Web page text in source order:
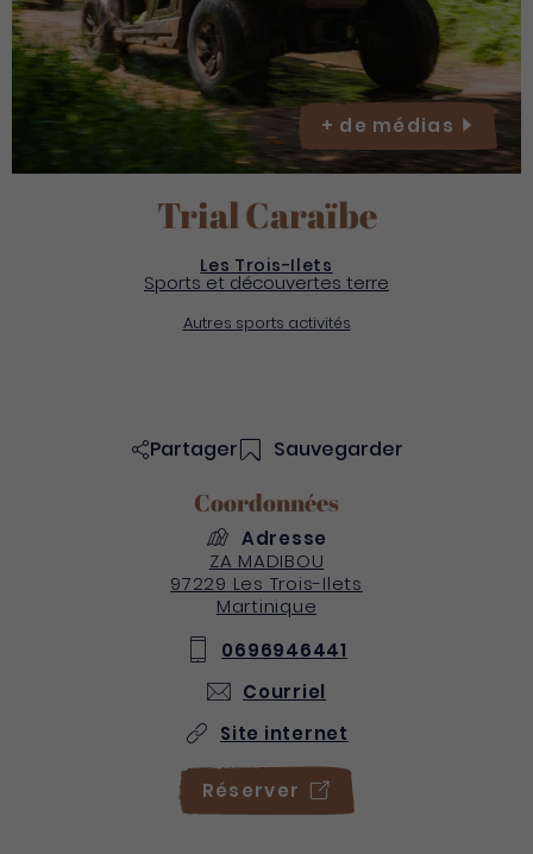
Trial Caraïbe
Les Trois-Ilets
Sports et découvertes terre
Autres sports activités
+ de médias
Partager Sauvegarder
Coordonnées
Adresse
ZA MADIBOU
97229 Les Trois-Ilets
Martinique
0696946441
Courriel
Site internet
Réserver